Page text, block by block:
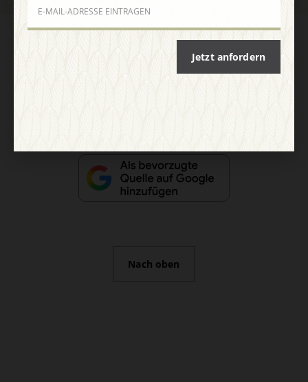
Datenschutz
Barrierefreiheit
Nach oben
Jetzt anfordern